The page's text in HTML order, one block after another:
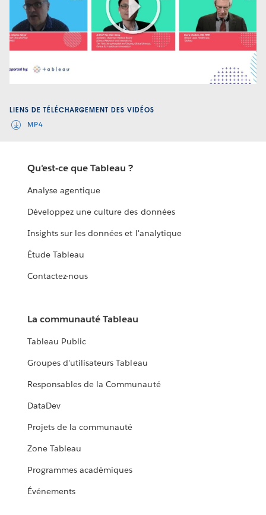
Play
LIENS DE TÉLÉCHARGEMENT DES VIDÉOS
MP4
Qu'est-ce que Tableau ?
Analyse agentique
Développez une culture des données
Insights sur les données et l'analytique
Étude Tableau
Contactez-nous
La communauté Tableau
Tableau Public
Groupes d'utilisateurs Tableau
Responsables de la Communauté
DataDev
Projets de la communauté
Zone Tableau
Programmes académiques
Événements